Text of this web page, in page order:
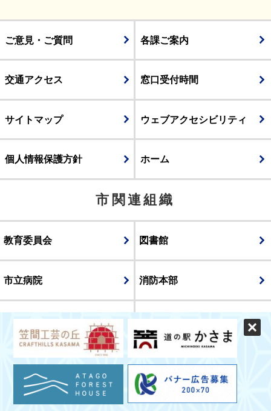
ご意見・ご質問 各課ご案内
交通アクセス 窓口受付時間
サイトマップ ウェブアクセシビリティ
個人情報保護方針 ホーム
市関連組織
教育委員会 図書館
市立病院 消防本部
議会
表示 スマートフォン版 パソコン版
© CITY OF KASAMA.